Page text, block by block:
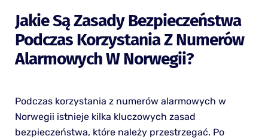
Jakie Są Zasady Bezpieczeństwa
Podczas Korzystania Z Numerów
Alarmowych W Norwegii?
Podczas korzystania z numerów alarmowych w
Norwegii istnieje kilka kluczowych zasad
bezpieczeństwa, które należy przestrzegać. Po